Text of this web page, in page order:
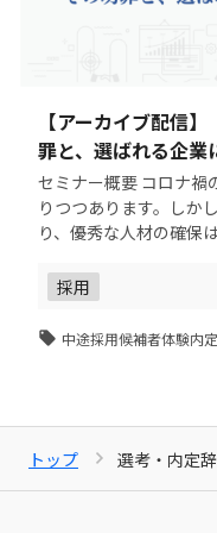
【アーカイブ配信
罪と、選ばれる企業
セミナー概要 コロナ禍の収束に伴い、企業の採用意欲は高ま
りつつあります。しか
り、優秀な人材の確保
採用
中途採用候補者体験内
トップ 選考・内定